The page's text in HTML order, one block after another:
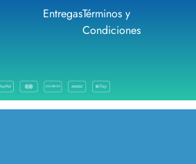
EntregasTérminos y
Condiciones